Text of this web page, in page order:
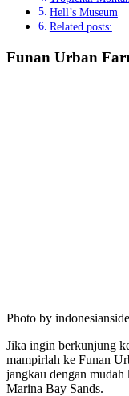
Hell’s Museum
Related posts:
Funan Urban
Photo by
Jika ingin berkunjung
mampirlah ke Funan
jangkau dengan
Marina Bay Sands.